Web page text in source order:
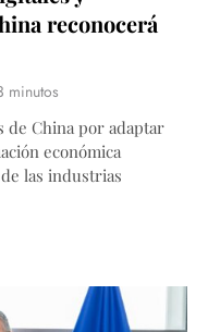
reconocerá
minutos
de China por adaptar
económica
las industrias